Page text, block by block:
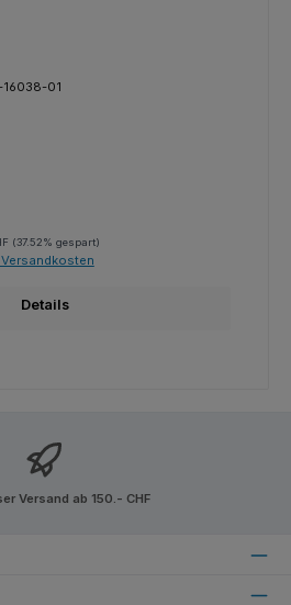
16038-01
(37.52% gespart)
Details
Versand ab 150.- CHF